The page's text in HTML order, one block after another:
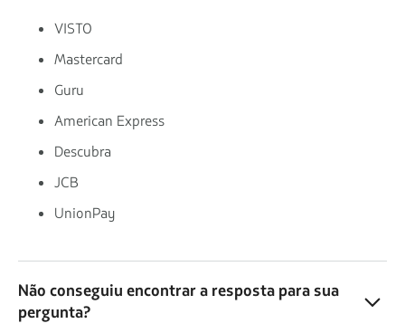
VISTO
Mastercard
Guru
American Express
Descubra
JCB
UnionPay
Não conseguiu encontrar a resposta para sua
pergunta?